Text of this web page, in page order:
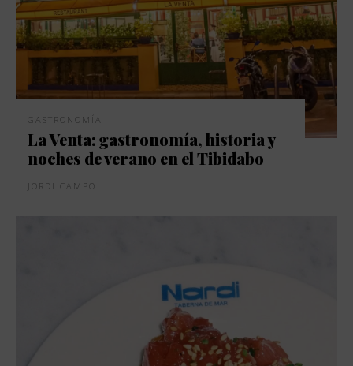
GASTRONOMÍA
La Venta: gastronomía, historia y
noches de verano en el Tibidabo
JORDI CAMPO